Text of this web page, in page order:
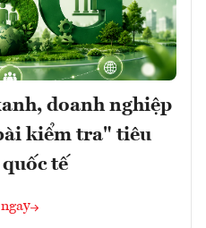
doanh nghiệp
kiểm tra" tiêu
tế